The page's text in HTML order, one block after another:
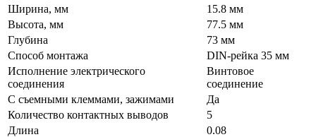
Ширина, мм
15.8 мм
Высота, мм
77.5 мм
Глубина
73 мм
Способ монтажа
DIN-рейка 35 мм
Исполнение электрического
соединения
Винтовое
соединение
С съемными клеммами, зажимами
Да
Количество контактных выводов
5
Длина
0.08